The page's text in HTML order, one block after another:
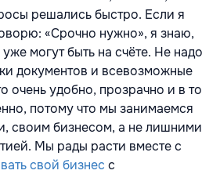
решались быстро. Если я
«Срочно нужно», я знаю,
уже могут быть на счёте. Не надо
документов и всевозможные
очень удобно, прозрачно и в то
потому что мы занимаемся
своим бизнесом, а не лишними
Мы рады расти вместе с
свой бизнес с